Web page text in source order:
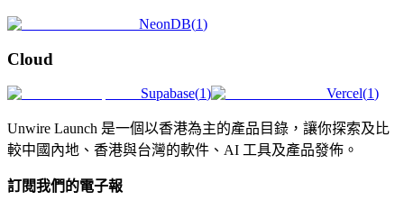
NeonDB(1)
Cloud
Supabase(1) Vercel(1)
Unwire Launch 是一個以香港為主的產品目錄，讓你探索及比
較中國內地、香港與台灣的軟件、AI 工具及產品發佈。
訂閱我們的電子報